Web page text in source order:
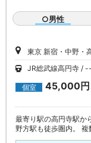
○男性
東京 新宿・中野・
JR総武線高円寺
--
個室 45,000円
最寄り駅の高円寺駅か
野方駅も徒歩圏内。